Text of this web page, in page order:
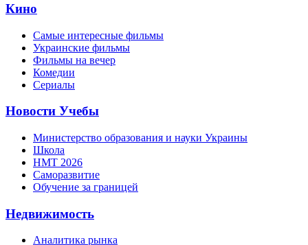
Кино
Самые интересные фильмы
Украинские фильмы
Фильмы на вечер
Комедии
Сериалы
Новости Учебы
Министерство образования и науки Украины
Школа
НМТ 2026
Саморазвитие
Обучение за границей
Недвижимость
Аналитика рынка